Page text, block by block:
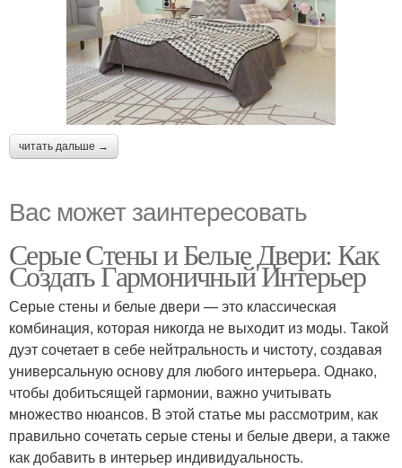
читать дальше →
Вас может заинтересовать
Серые Стены и Белые Двери: Как
Создать Гармоничный Интерьер
Серые стены и белые двери — это классическая
комбинация, которая никогда не выходит из моды. Такой
дуэт сочетает в себе нейтральность и чистоту, создавая
универсальную основу для любого интерьера. Однако,
чтобы добитьсящей гармонии, важно учитывать
множество нюансов. В этой статье мы рассмотрим, как
правильно сочетать серые стены и белые двери, а также
как добавить в интерьер индивидуальность.